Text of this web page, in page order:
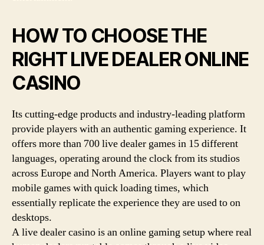
HOW TO CHOOSE THE
RIGHT LIVE DEALER ONLINE
CASINO
Its cutting-edge products and industry-leading platform
provide players with an authentic gaming experience. It
offers more than 700 live dealer games in 15 different
languages, operating around the clock from its studios
across Europe and North America. Players want to play
mobile games with quick loading times, which
essentially replicate the experience they are used to on
desktops.
A live dealer casino is an online gaming setup where real